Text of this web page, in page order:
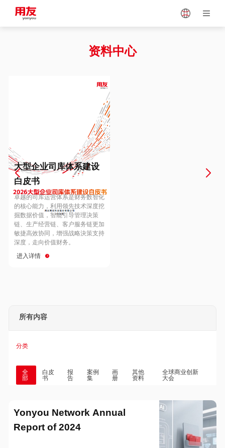
Vietnam
Europe
Hungary
Hong Kong
资料中心
大型企业司库体系建设
白皮书
卓越的司库运营体系是财务数智化
的核心能力，利用领先技术深度挖
掘数据价值，智能引导管理决策
链、生产经营链、客户服务链更加
敏捷高效协同，增强战略決策支持
深度，走向价值财务。
进入详情
所有内容
分类
全
部
白皮
书
报
告
案例
集
画
册
其他
资料
全球商业创新
大会
Yonyou Network Annual
Report of 2024